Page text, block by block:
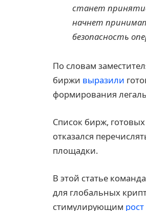
станет принятие
начнет
безопасность
По словам
биржи выразили
формирования
Список бирж,
отказался
площадки.
В этой статье
для глобальных
стимулирующим